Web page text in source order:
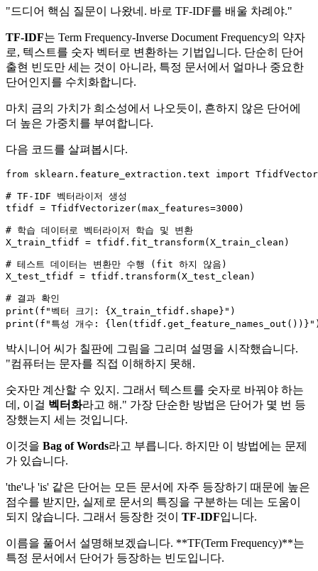
"드디어 핵심 질문이 나왔네. 바로 TF-IDF를 배울 차례야."
TF-IDF는 Term Frequency-Inverse Document Frequency의 약자
로, 텍스트를 숫자 벡터로 변환하는 기법입니다. 단순히 단어
출현 빈도만 세는 것이 아니라, 특정 문서에서 얼마나 중요한
단어인지를 수치화합니다.
마치 금의 가치가 희소성에서 나오듯이, 흔하지 않은 단어에
더 높은 가중치를 부여합니다.
다음 코드를 살펴봅시다.
from sklearn.feature_extraction.text import
# TF-IDF 벡터라이저 생성
tfidf = TfidfVectorizer(max_features=3000 )
# 학습 데이터로 벡터라이저 학습 및 변환
X_train_tfidf = tfidf.fit_transform(X_train_clean)
# 테스트 데이터는 변환만 수행 (fit 하지 않음)
X_test_tfidf = tfidf.transform(X_test_clean)
# 결과 확인
print ( f"벡터 크기: {X_train_tfidf.shape} "
print ( f"특성 개수: { len (tfidf.get_feature_names_out())} "
박시니어 씨가 칠판에 그림을 그리며 설명을 시작했습니다.
"컴퓨터는 문자를 직접 이해하지 못해.
숫자만 계산할 수 있지. 그래서 텍스트를 숫자로 바꿔야 하는
데, 이걸 벡터화라고 해." 가장 단순한 방법은 단어가 몇 번 등
장했는지 세는 것입니다.
이것을 Bag of Words라고 부릅니다. 하지만 이 방법에는 문제
가 있습니다.
'the'나 'is' 같은 단어는 모든 문서에 자주 등장하기 때문에 높은
점수를 받지만, 실제로 문서의 특징을 구분하는 데는 도움이
되지 않습니다. 그래서 등장한 것이 TF-IDF입니다.
이름을 풀어서 설명해보겠습니다. **TF(Term Frequency)**는
특정 문서에서 단어가 등장하는 빈도입니다.